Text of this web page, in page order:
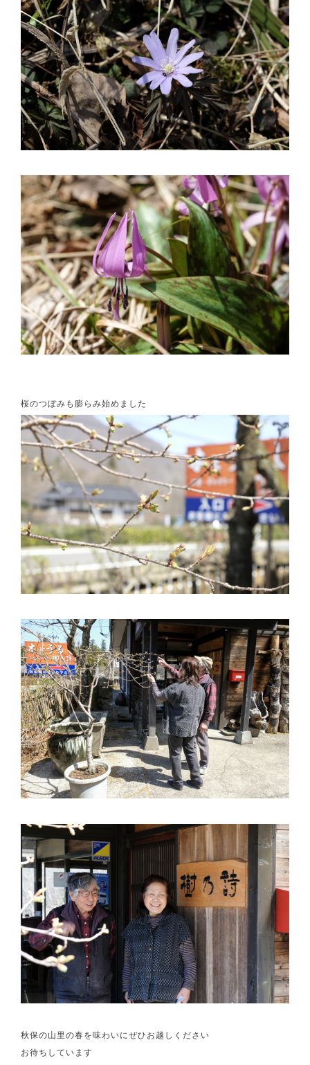
桜のつぼみも膨らみ始めました
秋保の山里の春を味わいにぜひお越しください
お待ちしています